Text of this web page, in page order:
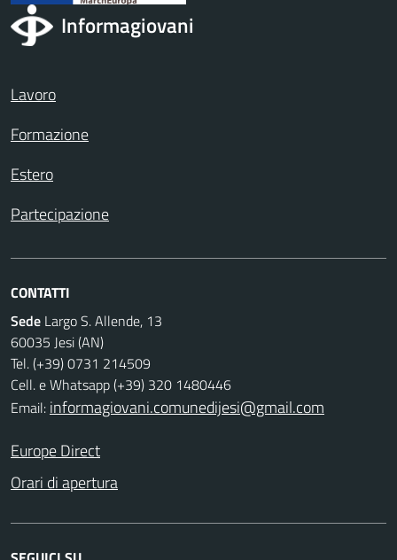
Informagiovani
Lavoro
Formazione
Estero
Partecipazione
CONTATTI
Sede Largo S. Allende, 13
60035 Jesi (AN)
Tel. (+39) 0731 214509
Cell. e Whatsapp (+39) 320 1480446
Email: informagiovani.comunedijesi@gmail.com
Europe Direct
Orari di apertura